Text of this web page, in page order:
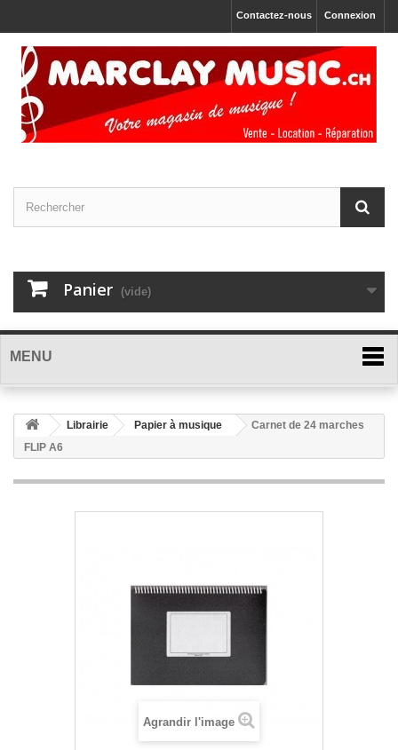
Connexion
Contactez-nous
Panier (vide)
MENU
Librairie Papier à musique
Carnet de 24 marches
FLIP A6
Agrandir l'image